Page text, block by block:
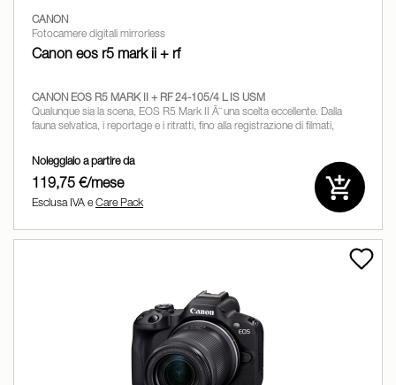
CANON
Fotocamere digitali mirrorless
Canon eos r5 mark ii + rf
CANON EOS R5 MARK II + RF 24-105/4 L IS USM
Qualunque sia la scena, EOS R5 Mark II Ã¨ una scelta eccellente. Dalla
fauna selvatica, i reportage e i ritratti, fino alla registrazione di filmati,
Noleggialo a partire da
119,75 €/mese
Esclusa IVA eCare Pack